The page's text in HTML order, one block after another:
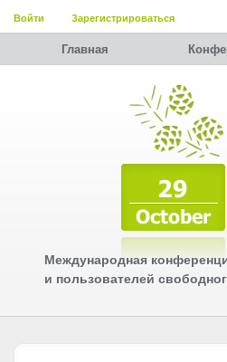
Войти Зарегистрироваться
Главная
Международная
и пользователей